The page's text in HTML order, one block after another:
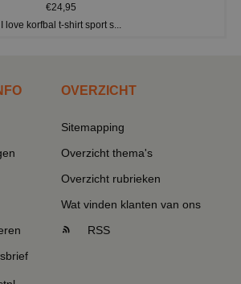
€24,95
I love korfbal t-shirt sport s...
OVERZICHT
Sitemapping
Overzicht thema's
Overzicht rubrieken
Wat vinden klanten van ons
RSS